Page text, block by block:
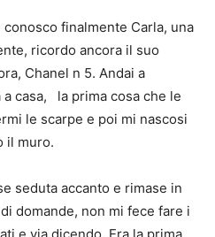
conosco finalmente Carla, una
ricordo ancora il suo
Chanel n 5. Andai a
casa, la prima cosa che le
le scarpe e poi mi nascosi
il muro.
seduta accanto e rimase in
domande, non mi fece fare i
e via dicendo. Era la prima